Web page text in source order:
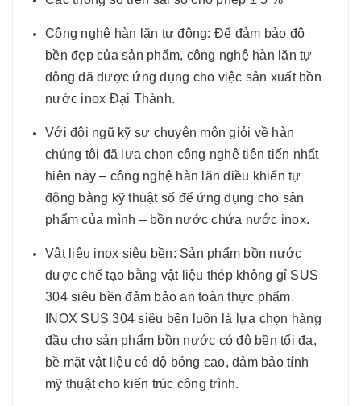
Công nghệ hàn lăn tự động: Để đảm bảo độ
bền đẹp của sản phẩm, công nghệ hàn lăn tự
động đã được ứng dụng cho việc sản xuất bồn
nước inox Đại Thành.
Với đội ngũ kỹ sư chuyên môn giỏi về hàn
chúng tôi đã lựa chọn công nghệ tiên tiến nhất
hiện nay – công nghệ hàn lăn điều khiển tự
động bằng kỹ thuật số để ứng dụng cho sản
phẩm của mình – bồn nước chứa nước inox.
Vật liệu inox siêu bền: Sản phẩm bồn nước
được chế tạo bằng vật liệu thép không gỉ SUS
304 siêu bền đảm bảo an toàn thực phẩm.
INOX SUS 304 siêu bền luôn là lựa chọn hàng
đầu cho sản phẩm bồn nước có độ bền tối đa,
bề mặt vật liệu có độ bóng cao, đảm bảo tính
mỹ thuật cho kiến trúc công trình.